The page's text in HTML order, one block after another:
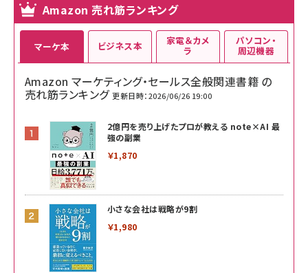
Amazon 売れ筋ランキング
マーケ本
Amazon マーケティング・セールス全般関連書籍 の
売れ筋ランキング 更新日時：2026/06/26 19:00
2億円を売り上げたプロが教える note×AI 最
強の副業
￥1,870
小さな会社は戦略が9割
￥1,980
ビジネス本 家電＆カメ
ラ
パソコン・
周辺機器